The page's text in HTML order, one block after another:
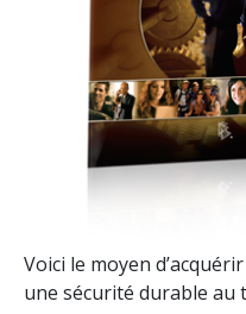
Voici le moyen
une sécurité durable au